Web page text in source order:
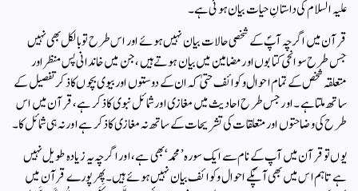
علیہ السلام کی داستانِ حیات بیان ہوئی ہے۔
قرآن میں اگرچہ آپؐ کے شخصی حالات بیان نہیں ہوئے اور اس طرح تو بالکل بھی نہیں
جس طرح سوانحی کتابوں اور مضامین میں بیان ہوتے ہیں، جن میں خاندانی پس منظر اور
متعلقہ شخص کے تمام احوال و کوائف حتیٰ کہ ان کے دوستوں اور بیوی بچوں کا ذکر تفصیل کے
ساتھ ملتا ہے۔ اور جس طرح احادیث میں مغازی اور شمائل نبوی کا ذکر ہے، قرآن میں اس
طرح کی وضاحتوں اور متعلقات کی تشریحات کے ساتھ نہ مغازی کا ذکر ہے اور نہ ہی شمائل کا۔
یوں تو قرآن میں آپ کے نام سے ایک سورہ ’محمد‘ بھی ہے، اور اگرچہ یہ زیادہ طویل نہیں
ہے تاہم اس میں بھی آپؐکے احوال و کوائف بیان نہیں ہوئے ہیں۔ پھر پورے قرآن میں